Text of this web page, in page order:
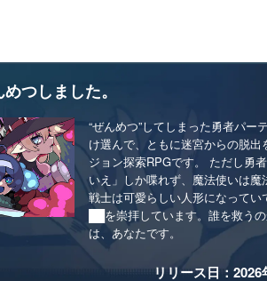
つしました。
“ぜんめつ”してしまった勇者パー
け選んで、ともに迷宮からの脱出
ジョン探索RPGです。 ただし勇
いえ」しか喋れず、魔法使いは魔
戦士は可愛らしい人形になってい
██を崇拝しています。誰を救う
は、あなたです。
リリース日：2026